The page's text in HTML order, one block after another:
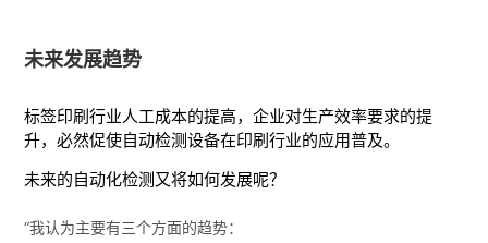
未来发展趋势
标签印刷行业人工成本的提高，企业对生产效率要求的提
升，必然促使自动检测设备在印刷行业的应用普及。
未来的自动化检测又将如何发展呢？
“我认为主要有三个方面的趋势：